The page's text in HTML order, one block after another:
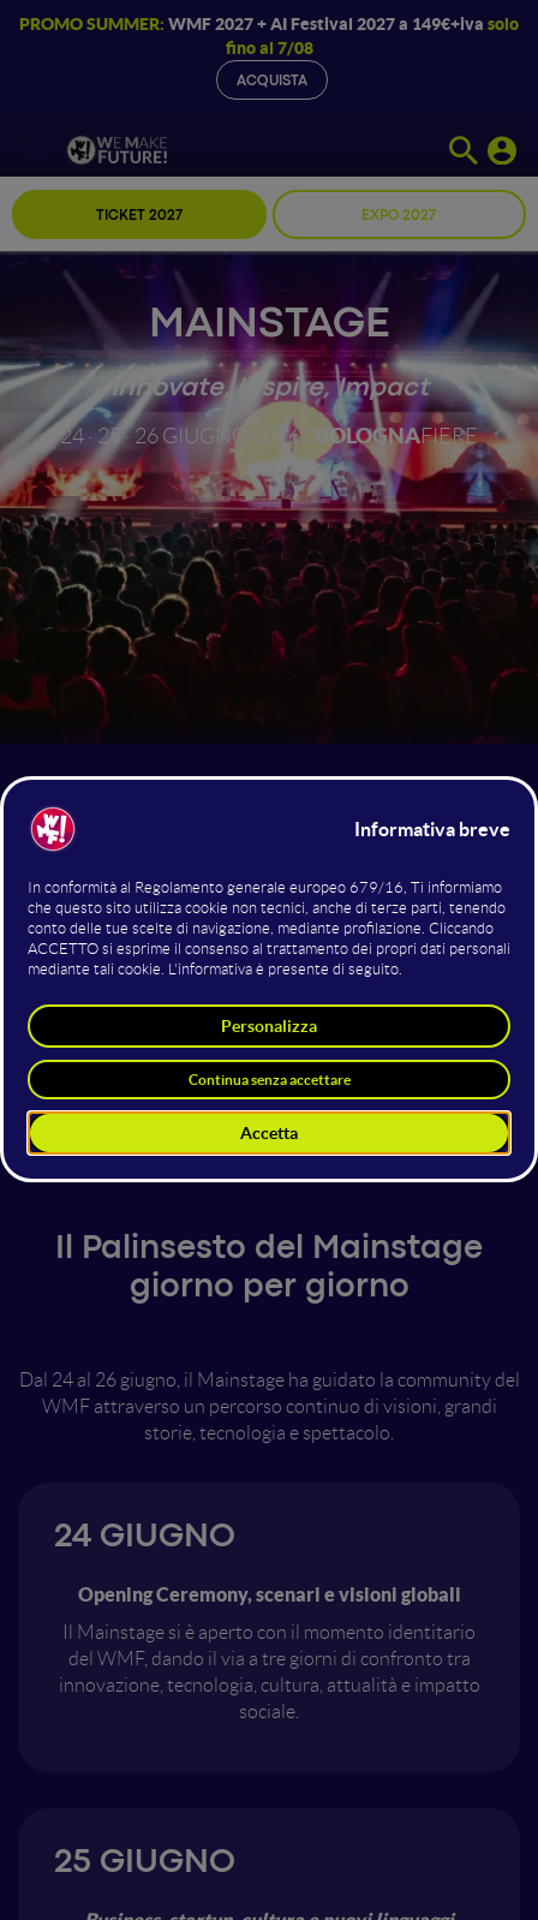
PROMO SUMMER: WMF 2027 + AI Festival 2027 a 149€+iva solo
fino al 7/08
ACQUISTA
TICKET 2027 EXPO 2027
MAINSTAGE
Innovate, Inspire, Impact
24 · 25 · 26 GIUGNO 2026 / BOLOGNAFIERE
palinsesto live ad alto impatto ha unito informazione
autorevole, grandi visioni e spettacolo, portando sul palco
e protagonisti del cambiamento globale.
Talk, interviste esclusive, tavole rotonde e performance si
sono alternati per 3 giorni dedicati ai grandi temi del
Un’occasione unica per vivere il WMF dal suo palco più
contenuti di alto livello, ospiti d’eccezione,
momenti di spettacoloe la Finale della Startup
Competition.
Il Palinsesto del Mainstage
giorno per giorno
Dal 24 al 26 giugno, il Mainstage ha guidato la community del
WMF attraverso un percorso continuo di visioni, grandi
storie, tecnologia e spettacolo.
24 GIUGNO
Opening Ceremony, scenari e visioni globali
Il Mainstage si è aperto con il momento identitario
del WMF, dando il via a tre giorni di confronto tra
innovazione, tecnologia, cultura, attualità e impatto
sociale.
25 GIUGNO